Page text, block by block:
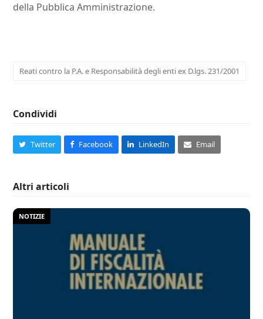
della Pubblica Amministrazione.
Reati contro la P.A. e Responsabilità degli enti ex D.lgs. 231/2001
Condividi
Twitter Facebook LinkedIn Email
Altri articoli
NOTIZIE